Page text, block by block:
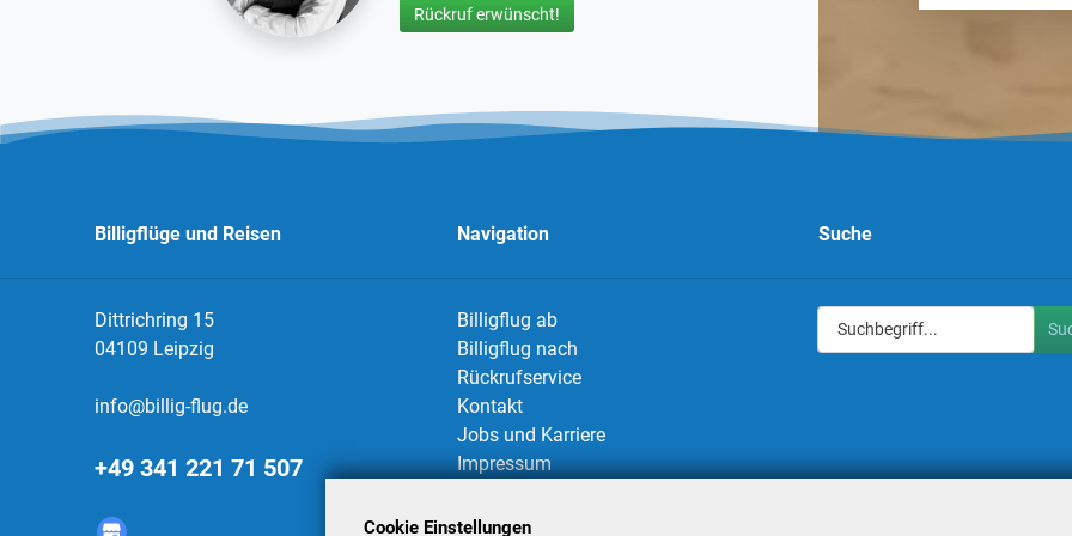
Rückruf erwünscht!
Billigflüge und Reisen
Dittrichring 15
04109 Leipzig
info@billig-flug.de
+49 341 221 71 507
Navigation
Billigflug ab
Billigflug nach
Rückrufservice
Kontakt
Jobs und Karriere
Impressum
AGBs
Suche
Cookie Einstellungen